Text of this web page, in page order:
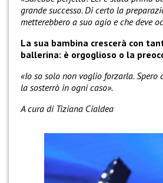
grande successo. Di certo la
metterebbero a suo agio e che deve
La sua bambina crescerà con
ballerina: è orgoglioso o la
«Io so solo non voglio forzarla.
la sosterrò in ogni caso».
A cura di Tiziana Cialdea